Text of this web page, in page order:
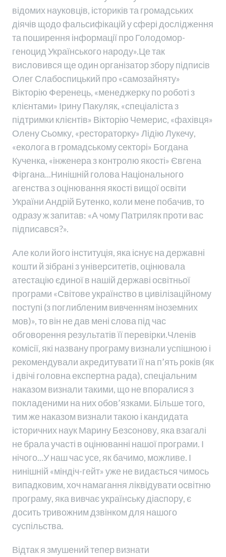
відомих науковців, істориків та громадських
діячів щодо фальсифікацій у сфері дослідження
та поширення інформації про Голодомор-
геноцид Українського народу».Це так
висловився ще один організатор збору підписів
Олег Слабоспицький про «самозайняту»
Вікторію Ференець, «менеджерку по роботі з
клієнтами» Ірину Пакуляк, «спеціаліста з
підтримки клієнтів» Вікторію Чемерис, «фахівця»
Олену Сьомку, «рестораторку» Лідію Лукечу,
«еколога в громадському секторі» Богдана
Кученка, «інженера з контролю якості» Євгена
Фіргана...Нинішній голова Національного
агенства з оцінювання якості вищої освіти
України Андрій Бутенко, коли мене побачив, то
одразу ж запитав: «А чому Патриляк проти вас
підписався?».
Але коли його інституція, яка існує на державні
кошти й зібрані з університетів, оцінювала
атестацію єдиної в нашій державі освітньої
програми «Світове українство в цивілізаційному
поступі (з поглибленим вивченням іноземних
мов)», то він не дав мені слова під час
обговорення результатів її перевірки.Членів
комісії, які названу програму визнали успішною і
рекомендували акредитувати її на п’ять років (як
і двічі головна експертна рада), спеціальним
наказом визнали такими, що не впоралися з
покладеними на них обов’язками. Більше того,
тим же наказом визнали такою і кандидата
історичних наук Марину Безсонову, яка взагалі
не брала участі в оцінюванні нашої програми. І
нічого...У наш час усе, як бачимо, можливе. І
нинішній «міндіч-гейт» уже не видається чимось
випадковим, хоч намагання ліквідувати освітню
програму, яка вивчає українську діаспору, є
досить тривожним дзвінком для нашого
суспільства.
Відтак я змушений тепер визнати